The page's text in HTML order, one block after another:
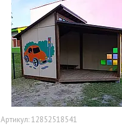
12852518541